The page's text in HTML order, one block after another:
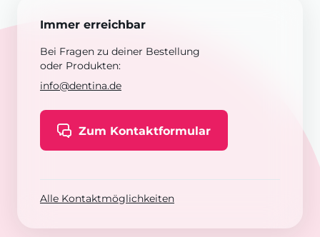
Immer erreichbar
Bei Fragen zu deiner Bestellung
oder Produkten:
info@dentina.de
Zum Kontaktformular
Alle Kontaktmöglichkeiten